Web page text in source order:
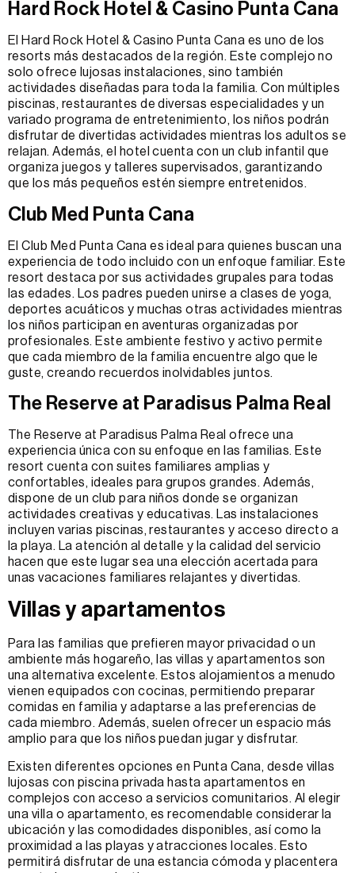
Hard Rock Hotel & Casino Punta Cana
El Hard Rock Hotel & Casino Punta Cana es uno de los
resorts más destacados de la región. Este complejo no
solo ofrece lujosas instalaciones, sino también
actividades diseñadas para toda la familia. Con múltiples
piscinas, restaurantes de diversas especialidades y un
variado programa de entretenimiento, los niños podrán
disfrutar de divertidas actividades mientras los adultos se
relajan. Además, el hotel cuenta con un club infantil que
organiza juegos y talleres supervisados, garantizando
que los más pequeños estén siempre entretenidos.
Club Med Punta Cana
El Club Med Punta Cana es ideal para quienes buscan una
experiencia de todo incluido con un enfoque familiar. Este
resort destaca por sus actividades grupales para todas
las edades. Los padres pueden unirse a clases de yoga,
deportes acuáticos y muchas otras actividades mientras
los niños participan en aventuras organizadas por
profesionales. Este ambiente festivo y activo permite
que cada miembro de la familia encuentre algo que le
guste, creando recuerdos inolvidables juntos.
The Reserve at Paradisus Palma Real
The Reserve at Paradisus Palma Real ofrece una
experiencia única con su enfoque en las familias. Este
resort cuenta con suites familiares amplias y
confortables, ideales para grupos grandes. Además,
dispone de un club para niños donde se organizan
actividades creativas y educativas. Las instalaciones
incluyen varias piscinas, restaurantes y acceso directo a
la playa. La atención al detalle y la calidad del servicio
hacen que este lugar sea una elección acertada para
unas vacaciones familiares relajantes y divertidas.
Villas y apartamentos
Para las familias que prefieren mayor privacidad o un
ambiente más hogareño, las villas y apartamentos son
una alternativa excelente. Estos alojamientos a menudo
vienen equipados con cocinas, permitiendo preparar
comidas en familia y adaptarse a las preferencias de
cada miembro. Además, suelen ofrecer un espacio más
amplio para que los niños puedan jugar y disfrutar.
Existen diferentes opciones en Punta Cana, desde villas
lujosas con piscina privada hasta apartamentos en
complejos con acceso a servicios comunitarios. Al elegir
una villa o apartamento, es recomendable considerar la
ubicación y las comodidades disponibles, así como la
proximidad a las playas y atracciones locales. Esto
permitirá disfrutar de una estancia cómoda y placentera